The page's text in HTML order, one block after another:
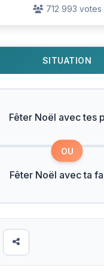
712 993 votes
SITUATION
Fêter Noël avec tes
OU
Fêter Noël avec ta